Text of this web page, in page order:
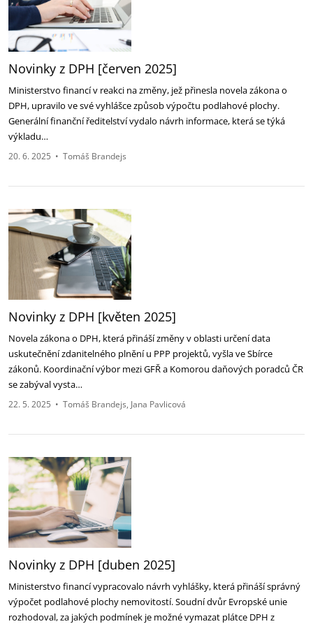
Novinky z DPH [červen 2025]‎
Ministerstvo financí v reakci na změny, jež přinesla novela zákona o
DPH, upravilo ve své vyhlášce ‎způsob výpočtu podlahové plochy.
Generální finanční ředitelství vydalo návrh informace, která se týká
‎výkladu…
20. 6. 2025 • Tomáš Brandejs
Novinky z DPH [květen 2025]‎
Novela zákona o DPH, která přináší změny v oblasti určení data
uskutečnění zdanitelného plnění u ‎PPP projektů, vyšla ve Sbírce
zákonů. Koordinační výbor mezi GFŘ a Komorou daňových poradců ČR
‎se zabýval vysta…
22. 5. 2025 • Tomáš Brandejs Jana Pavlicová
Novinky z DPH [duben 2025]‎
Ministerstvo financí vypracovalo návrh vyhlášky, která přináší správný
výpočet podlahové plochy ‎nemovitostí. Soudní dvůr Evropské unie
rozhodoval, za jakých podmínek je možné vymazat plátce ‎DPH z